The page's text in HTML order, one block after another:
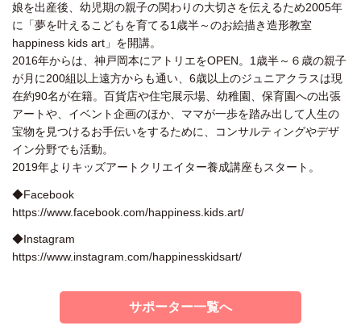
娘を出産後、幼児期の親子の関わりの大切さを伝えるため2005年
に「夢を叶えるこどもを育てる1歳半～のお絵描き造形教室
happiness kids art」を開講。
2016年からは、神戸岡本にアトリエをOPEN。1歳半～６歳の親子
が月に200組以上遠方からも通い、6歳以上のジュニアクラスは現
在約90名が在籍。百貨店や住宅展示場、幼稚園、保育園への出張
アートや、イベント企画のほか、ママが一歩を踏み出して人生の
宝物を見つけるお手伝いをするために、コンサルティングやデザ
イン分野でも活動。
2019年よりキッズアートクリエイター養成講座もスタート。
◆Facebook
https://www.facebook.com/happiness.kids.art/
◆Instagram
https://www.instagram.com/happinesskidsart/
サポーター一覧へ